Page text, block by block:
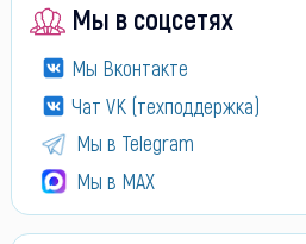
Мы в соцсетях
Мы Вконтакте
Чат VK (техподдержка)
Мы в Telegram
Мы в МАХ